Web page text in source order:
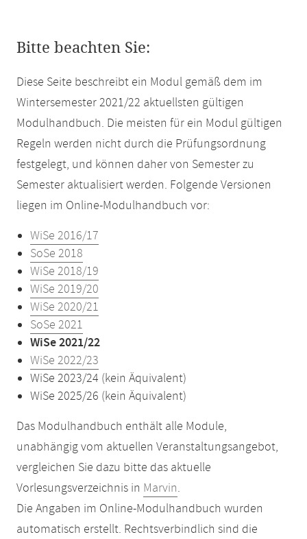
Bitte beachten Sie:
Diese Seite beschreibt ein Modul gemäß dem im
Wintersemester 2021/22 aktuellsten gültigen
Modulhandbuch. Die meisten für ein Modul gültigen
Regeln werden nicht durch die Prüfungsordnung
festgelegt, und können daher von Semester zu
Semester aktualisiert werden. Folgende Versionen
liegen im Online-Modulhandbuch vor:
WiSe 2016/17
SoSe 2018
WiSe 2018/19
WiSe 2019/20
WiSe 2020/21
SoSe 2021
WiSe 2021/22
WiSe 2022/23
WiSe 2023/24 (kein Äquivalent)
WiSe 2025/26 (kein Äquivalent)
Das Modulhandbuch enthält alle Module,
unabhängig vom aktuellen Veranstaltungsangebot,
vergleichen Sie dazu bitte das aktuelle
Vorlesungsverzeichnis in Marvin.
Die Angaben im Online-Modulhandbuch wurden
automatisch erstellt. Rechtsverbindlich sind die